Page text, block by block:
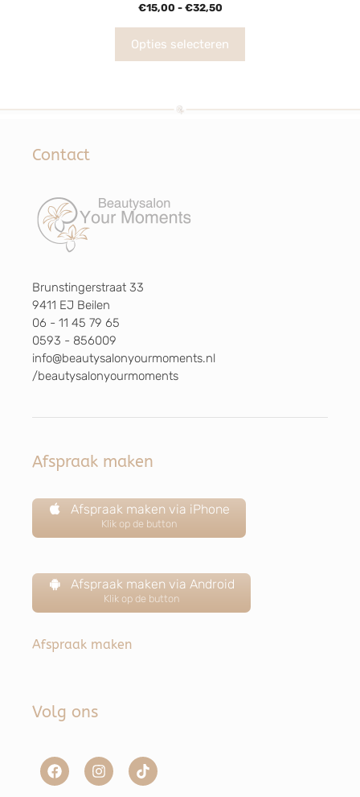
v
n
5
€15,00 - €32,50
Opties selecteren
Contact
Brunstingerstraat 33
9411 EJ Beilen
06 - 11 45 79 65
0593 - 856009
info@beautysalonyourmoments.nl
/beautysalonyourmoments
Afspraak maken
Afspraak maken via iPhone
Klik op de button
Afspraak maken via Android
Klik op de button
Afspraak maken
Volg ons